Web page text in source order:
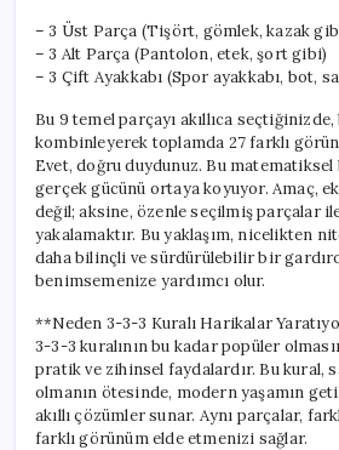
– 3 Üst Parça (Tişört, gömlek, kazak
– 3 Alt Parça (Pantolon, etek, şort gibi)
– 3 Çift Ayakkabı (Spor ayakkabı, bot,
Bu 9 temel parçayı akıllıca
kombinleyerek toplamda 27 farklı
Evet, doğru duydunuz. Bu
gerçek gücünü ortaya koyuyor. Amaç,
değil; aksine, özenle seçilmiş parçalar
yakalamaktır. Bu yaklaşım, nicelikten
daha bilinçli ve sürdürülebilir bir
benimsemenize yardımcı olur.
**Neden 3-3-3 Kuralı Harikalar
3-3-3 kuralının bu kadar popüler
pratik ve zihinsel faydalardır. Bu kural,
olmanın ötesinde, modern yaşamın
akıllı çözümler sunar. Aynı parçalar,
farklı görünüm elde etmenizi sağlar.